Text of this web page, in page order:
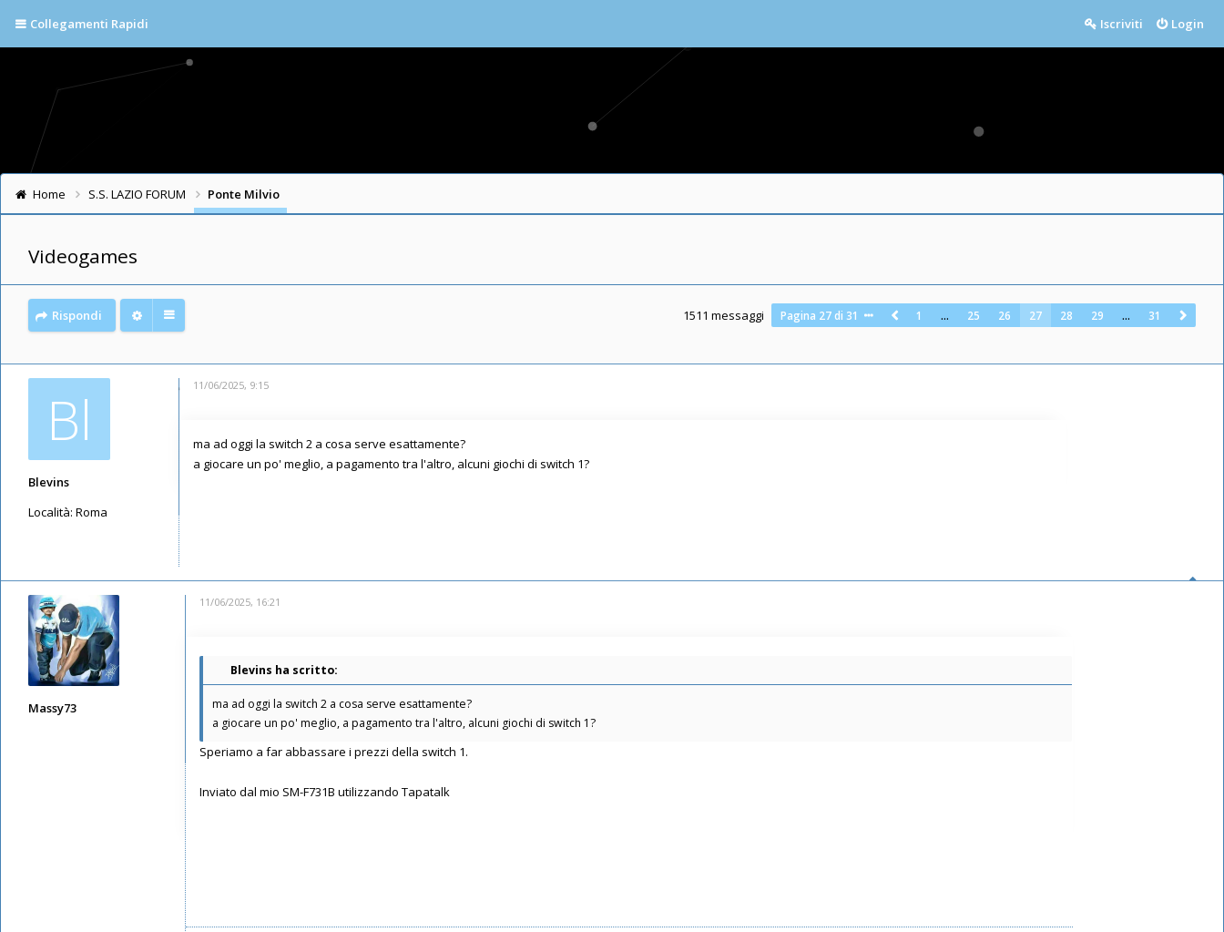
Collegamenti Rapidi Login
Iscriviti
Home S.S. LAZIO FORUM Ponte Milvio
Videogames
Rispondi 1511 messaggi Pagina 27di 31 1 … 25 26 27 28 29 … 31
Bl
Blevins
Località: Roma
11/06/2025, 9:15
ma ad oggi la switch 2 a cosa serve esattamente?
a giocare un po' meglio, a pagamento tra l'altro, alcuni giochi di switch 1?
Massy73
11/06/2025, 16:21
Blevins ha scritto:
ma ad oggi la switch 2 a cosa serve esattamente?
a giocare un po' meglio, a pagamento tra l'altro, alcuni giochi di switch 1?
Speriamo a far abbassare i prezzi della switch 1.
Inviato dal mio SM-F731B utilizzando Tapatalk